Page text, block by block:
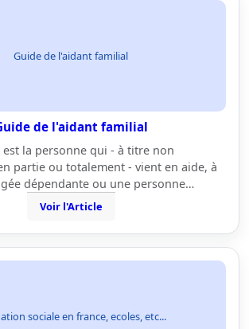
Guide de l'aidant familial
de l'aidant familial
la personne qui - à titre non
partie ou totalement - vient en aide, à
dépendante ou une personne…
Voir l'Article
sociale en france, ecoles, etc...